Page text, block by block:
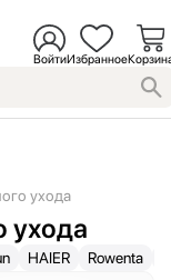
ВойтиИзбранное
ухода
ухода
HAIER Rowenta